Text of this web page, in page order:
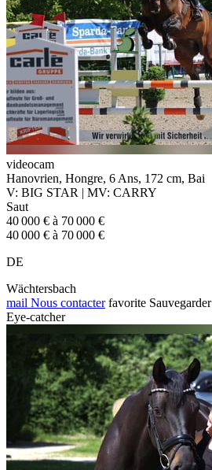
videocam
Hanovrien, Hongre, 6 Ans, 172 cm, Bai
V: BIG STAR | MV: CARRY
Saut
40 000 € à 70 000 €
40 000 € à 70 000 €
DE
Wächtersbach
mail Nous contacter favorite Sauvegarder
Eye-catcher